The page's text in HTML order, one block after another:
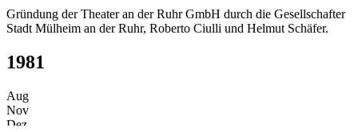
Gründung der Theater an der Ruhr GmbH durch die Gesellschafter
Stadt Mülheim an der Ruhr, Roberto Ciulli und Helmut Schäfer.
1981
Aug
Nov
Dez